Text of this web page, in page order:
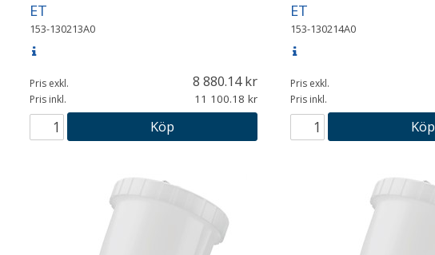
ET
153-130213A0
Pris exkl. 8 880.14
Pris inkl. 11 100.18
Köp
ET
153-130214A0
Pris exkl.
Pris inkl.
Köp